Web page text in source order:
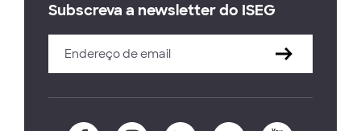
Subscreva a newsletter do ISEG